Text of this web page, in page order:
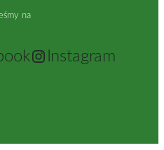
na
Instagram